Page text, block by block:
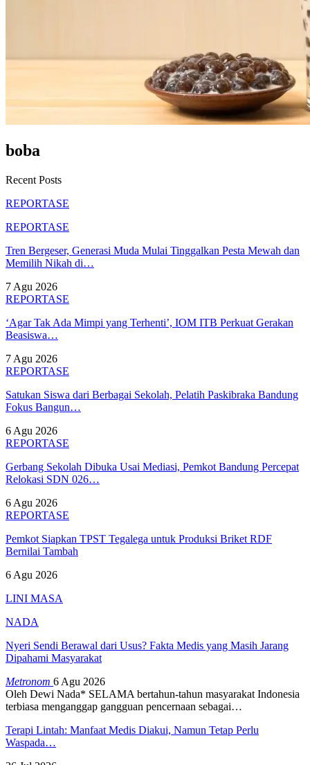
boba
Recent Posts
REPORTASE
REPORTASE
Tren Bergeser, Generasi Muda Mulai Tinggalkan Pesta Mewah dan
Memilih Nikah di…
7 Agu 2026
REPORTASE
‘Agar Tak Ada Mimpi yang Terhenti’, IOM ITB Perkuat Gerakan
Beasiswa…
7 Agu 2026
REPORTASE
Satukan Siswa dari Berbagai Sekolah, Pelatih Paskibraka Bandung
Fokus Bangun…
6 Agu 2026
REPORTASE
Gerbang Sekolah Dibuka Usai Mediasi, Pemkot Bandung Percepat
Relokasi SDN 026…
6 Agu 2026
REPORTASE
Pemkot Siapkan TPST Tegalega untuk Produksi Briket RDF
Bernilai Tambah
6 Agu 2026
LINI MASA
NADA
Nyeri Sendi Berawal dari Usus? Fakta Medis yang Masih Jarang
Dipahami Masyarakat
Metronom 6 Agu 2026
Oleh Dewi Nada* SELAMA bertahun-tahun masyarakat Indonesia
terbiasa menganggap gangguan pencernaan sebagai…
Terapi Lintah: Manfaat Medis Diakui, Namun Tetap Perlu
Waspada…